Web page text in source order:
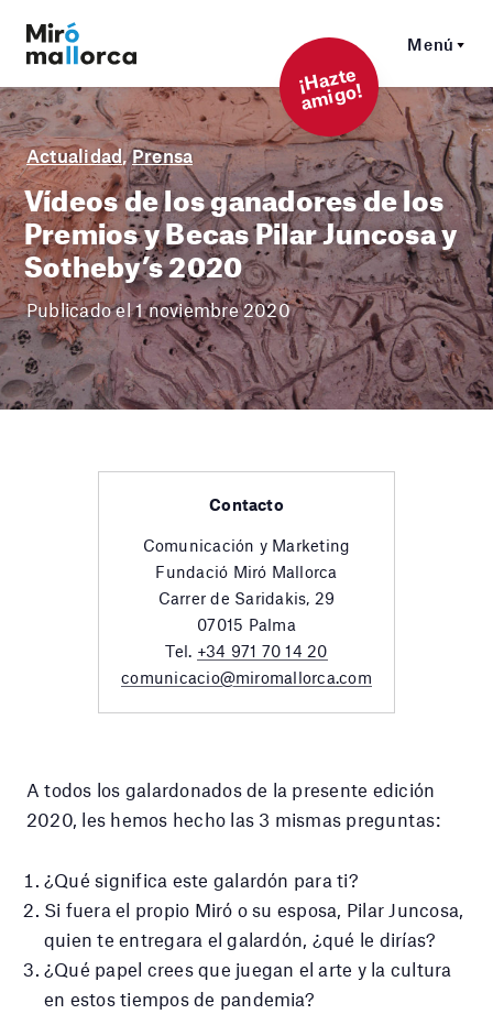
Menú
¡
Hazt
e
a
mi
g
o!
Actualidad,Prensa
Vídeos de los ganadores de los
Premios y Becas Pilar Juncosa y
Sotheby’s 2020
Publicado el 1 noviembre 2020
Contacto
Comunicación y Marketing
Fundació Miró Mallorca
Carrer de Saridakis, 29
07015 Palma
Tel. +34 971 70 14 20
comunicacio@miromallorca.com
A todos los galardonados de la presente edición
2020, les hemos hecho las 3 mismas preguntas:
¿Qué significa este galardón para ti?
Si fuera el propio Miró o su esposa, Pilar Juncosa,
quien te entregara el galardón, ¿qué le dirías?
¿Qué papel crees que juegan el arte y la cultura
en estos tiempos de pandemia?